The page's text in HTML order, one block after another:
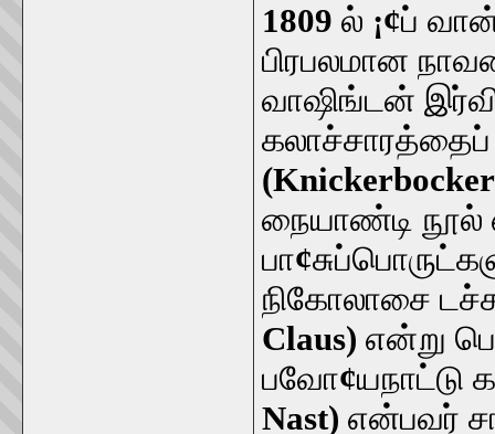
1809 ல் ¡¢ப்
பிரபலமான
வாஷிங்டன்
கலாச்சாரத்தைப்
நையாண்டி நூல்
பா¢
நிகோலாசை
Claus) என்று
பவோ¢யநாட்டு
Nast) என்பவர்